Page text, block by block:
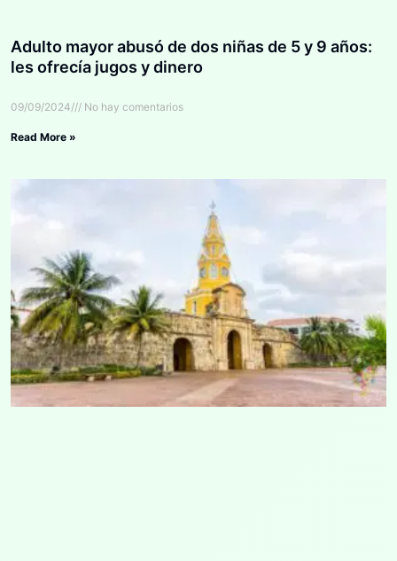
Adulto mayor abusó de dos niñas de 5 y 9 años:
les ofrecía jugos y dinero
09/09/2024 No hay comentarios
Read More »